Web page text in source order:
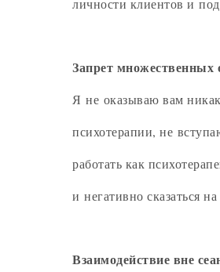
личности клиентов и
Запрет множественных
Я не оказываю вам
психотерапии, не
работать как
и негативно сказаться
Взаимодействие вне